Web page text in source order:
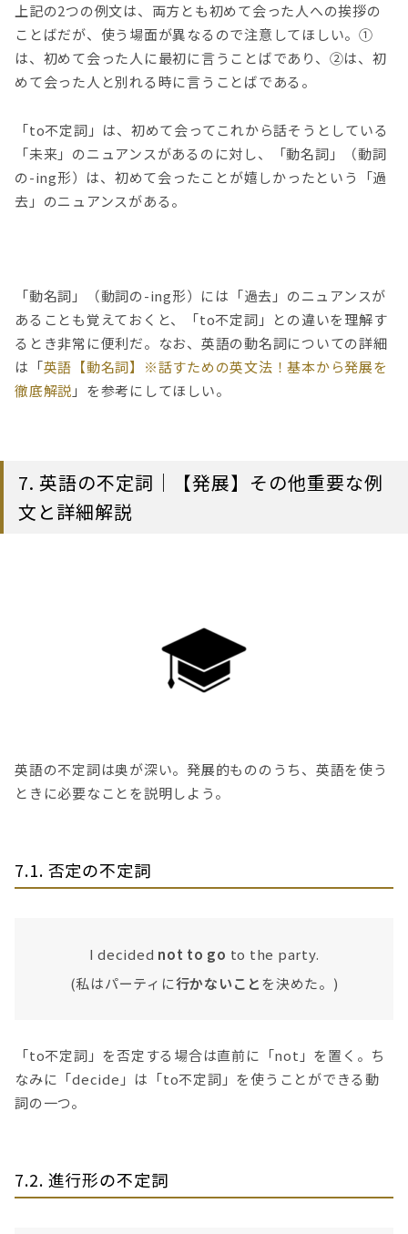
上記の2つの例文は、両方とも初めて会った人への挨拶の
ことばだが、使う場面が異なるので注意してほしい。①
は、初めて会った人に最初に言うことばであり、②は、初
めて会った人と別れる時に言うことばである。
「to不定詞」は、初めて会ってこれから話そうとしている
「未来」のニュアンスがあるのに対し、「動名詞」（動詞
の-ing形）は、初めて会ったことが嬉しかったという「過
去」のニュアンスがある。
「動名詞」（動詞の-ing形）には「過去」のニュアンスが
あることも覚えておくと、「to不定詞」との違いを理解す
るとき非常に便利だ。なお、英語の動名詞についての詳細
は「英語【動名詞】※話すための英文法！基本から発展を
徹底解説 」を参考にしてほしい。
7. 英語の不定詞｜【発展】その他重要な例
文と詳細解説
英語の不定詞は奥が深い。発展的もののうち、英語を使う
ときに必要なことを説明しよう。
7.1. 否定の不定詞
I decided not to go to the party.
(私はパーティに行かないことを決めた。)
「to不定詞」を否定する場合は直前に「not」を置く。ち
なみに「decide」は「to不定詞」を使うことができる動
詞の一つ。
7.2. 進行形の不定詞